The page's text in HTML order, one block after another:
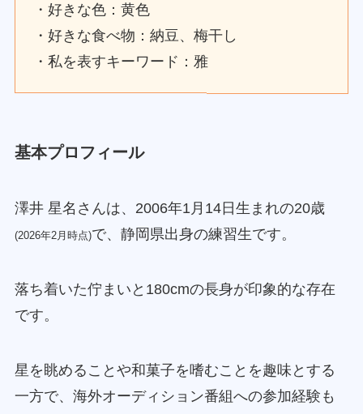
・好きな色：黄色
・好きな食べ物：納豆、梅干し
・私を表すキーワード：雅
基本プロフィール
澤井 星名さんは、2006年1月14日生まれの20歳
(2026年2月時点)で、静岡県出身の練習生です。
落ち着いた佇まいと180cmの長身が印象的な存在
です。
星を眺めることや和菓子を嗜むことを趣味とする
一方で、海外オーディション番組への参加経験も